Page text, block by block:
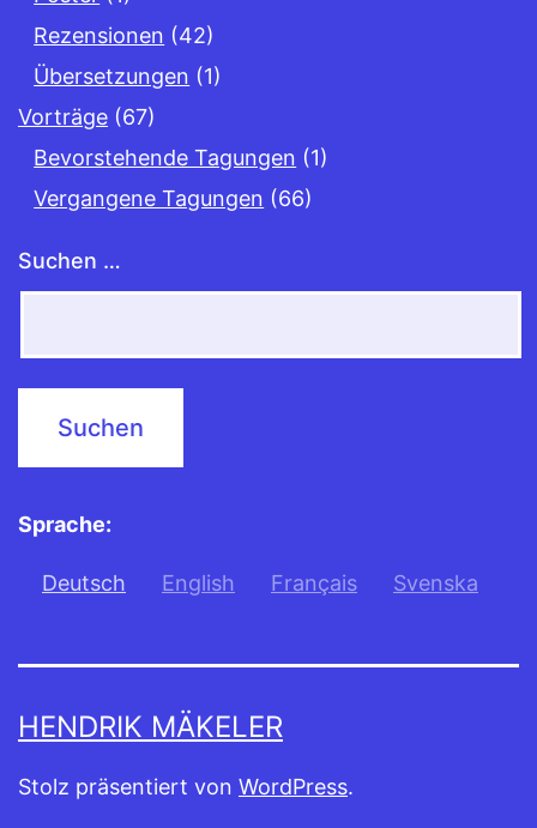
Rezensionen (42)
Übersetzungen (1)
Vorträge (67)
Bevorstehende Tagungen (1)
Vergangene Tagungen (66)
Suchen …
Sprache:
Deutsch English Français Svenska
HENDRIK MÄKELER
Stolz präsentiert von WordPress.